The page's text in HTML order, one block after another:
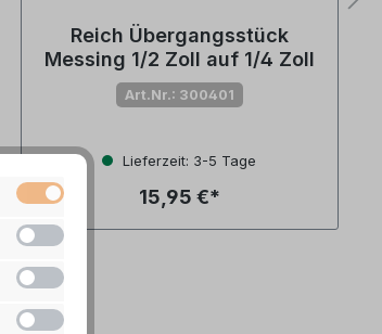
Reich Übergangsstück
Messing 1/2 Zoll auf 1/4 Zoll
Art.Nr.: 300401
Lieferzeit: 3-5 Tage
15,95 €*